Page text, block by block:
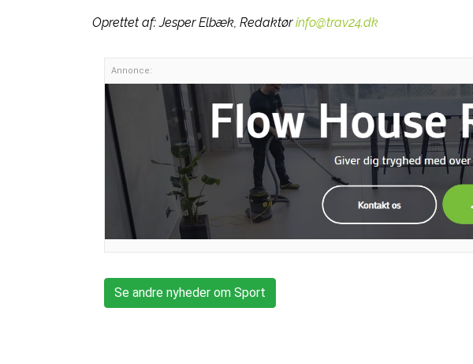
Oprettet af:Jesper Elbæk, Redaktør info@trav24.dk
Annonce:
Se andre nyheder om Sport